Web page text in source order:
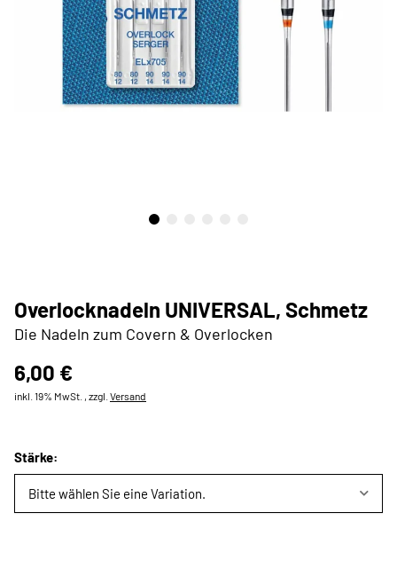
Overlocknadeln UNIVERSAL, Schmetz
Die Nadeln zum Covern & Overlocken
6,00 €
inkl. 19% MwSt. , zzgl. Versand
Stärke:
Bitte wählen Sie eine Variation.